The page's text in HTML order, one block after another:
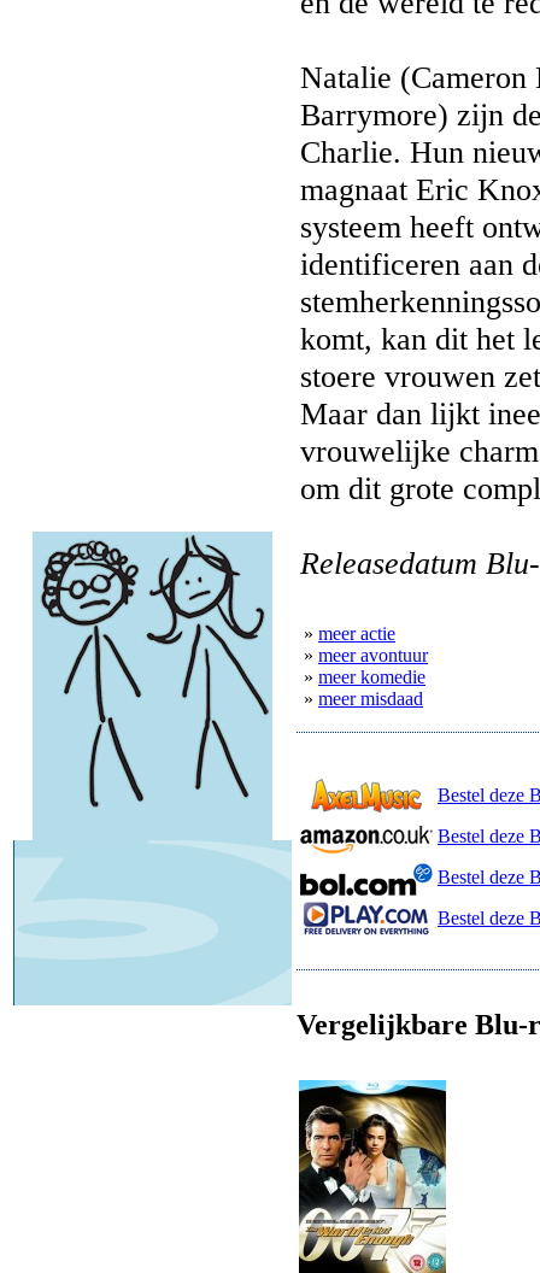
Natalie
Barrymore) zijn
Charlie. Hun
magnaat Eric
systeem heeft
identificeren aan
komt, kan dit het
stoere vrouwen
Maar dan lijkt
vrouwelijke
om dit grote
Releasedatum
» meer actie
» meer avontuur
» meer komedie
» meer misdaad
Bestel deze
Bestel deze
Bestel deze
Bestel deze
Vergelijkbare Blu-